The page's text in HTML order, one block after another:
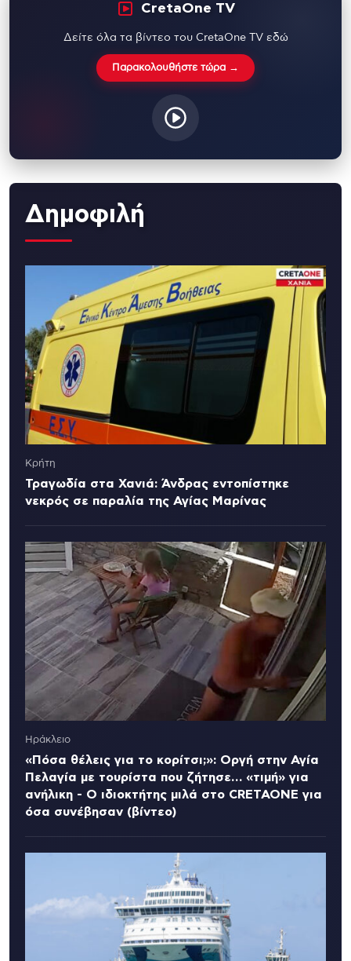
CretaOne TV
Δείτε όλα τα βίντεο του CretaOne TV εδώ
Παρακολουθήστε τώρα →
Δημοφιλή
Κρήτη
Τραγωδία στα Χανιά: Άνδρας εντοπίστηκε
νεκρός σε παραλία της Αγίας Μαρίνας
Ηράκλειο
«Πόσα θέλεις για το κορίτσι;»: Οργή στην Αγία
Πελαγία με τουρίστα που ζήτησε… «τιμή» για
ανήλικη - Ο ιδιοκτήτης μιλά στο CRETAONE για
όσα συνέβησαν (βίντεο)